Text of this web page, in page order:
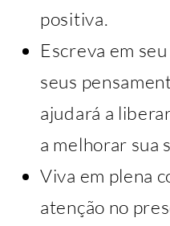
positiva.
Escreva em
seus
ajudará a
a melhorar sua
Viva em plena
atenção no